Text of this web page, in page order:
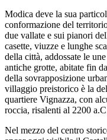
Modica deve la sua
conformazione del
due vallate e sui pianori
casette, viuzze e lunghe
della città, addossate le
antiche grotte, abitate fin
della sovrapposizione
villaggio preistorico è la
quartiere Vignazza, con
roccia, risalenti al 2200
Nel mezzo del centro